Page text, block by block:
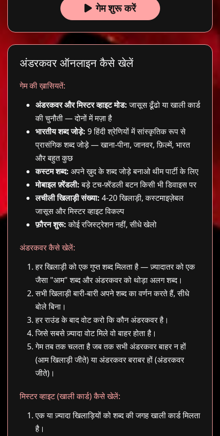
गेम शुरू करें
अंडरकवर ऑनलाइन कैसे खेलें
गेम की ख़ासियतें:
अंडरकवर और मिस्टर व्हाइट मोड:जासूस ढूँढो या खाली कार्ड
की चुनौती — दोनों में मज़ा है
भारतीय शब्द जोड़े: 9 हिंदी श्रेणियों में सांस्कृतिक रूप से
प्रासंगिक शब्द जोड़े — खाना-पीना, जानवर, फ़िल्में, भारत
और बहुत कुछ
कस्टम शब्द: अपने ख़ुद के शब्द जोड़े बनाओ थीम पार्टी के लिए
मोबाइल फ़्रेंडली:बड़े टच-फ़्रेंडली बटन किसी भी डिवाइस पर
लचीली खिलाड़ी संख्या: 4-20 खिलाड़ी, कस्टमाइज़ेबल
जासूस और मिस्टर व्हाइट विकल्प
फ़ौरन शुरू:कोई रजिस्ट्रेशन नहीं, सीधे खेलो
अंडरकवर कैसे खेलें:
हर खिलाड़ी को एक गुप्त शब्द मिलता है — ज़्यादातर को एक
जैसा "आम" शब्द और अंडरकवर को थोड़ा अलग शब्द।
सभी खिलाड़ी बारी-बारी अपने शब्द का वर्णन करते हैं, सीधे
बोले बिना।
हर राउंड के बाद वोट करो कि कौन अंडरकवर है।
जिसे सबसे ज़्यादा वोट मिले वो बाहर होता है।
गेम तब तक चलता है जब तक सभी अंडरकवर बाहर न हों
(आम खिलाड़ी जीते) या अंडरकवर बराबर हों (अंडरकवर
जीते)।
मिस्टर व्हाइट (खाली कार्ड) कैसे खेलें:
एक या ज़्यादा खिलाड़ियों को शब्द की जगह खाली कार्ड मिलता
है।